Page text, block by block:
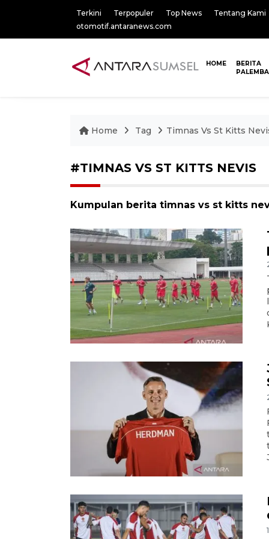
Terkini Terpopuler Top News
Tentang Kami
otomotif.antaranews.com
HOME
BERITA
Home Tag Timnas Vs St Kitts
#TIMNAS VS ST KITTS NEVIS
Kumpulan berita timnas vs st kitts